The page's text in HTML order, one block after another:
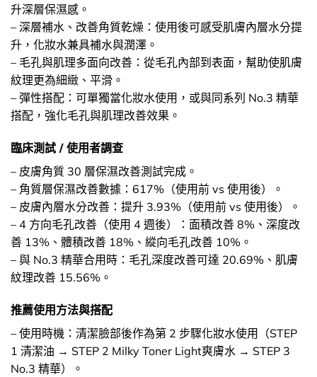
升深層保濕感。
– 深層補水、改善角質乾燥：使用後可感受肌膚內層水分提
升，化妝水兼具補水與潤澤。
– 毛孔與肌理多面向改善：從毛孔內部到表面，幫助使肌膚
紋理更為細緻、平滑。
– 彈性搭配：可單獨當化妝水使用，或與同系列 No.3 精華
搭配，強化毛孔與肌理改善效果。
臨床測試 / 使用者調查
– 皮膚角質 30 層保濕改善測試完成。
– 角質層保濕改善數據：617%（使用前 vs 使用後）。
– 皮膚內層水分改善：提升 3.93%（使用前 vs 使用後）。
– 4 方向毛孔改善（使用 4 週後）：面積改善 8%、深度改
善 13%、體積改善 18%、縱向毛孔改善 10%。
– 與 No.3 精華合用時：毛孔深度改善可達 20.69%、肌膚
紋理改善 15.56%。
推薦使用方法與搭配
– 使用時機：清潔臉部後作為第 2 步驟化妝水使用（STEP
1 清潔油 → STEP 2 Milky Toner Light爽膚水 → STEP 3
No.3 精華）。